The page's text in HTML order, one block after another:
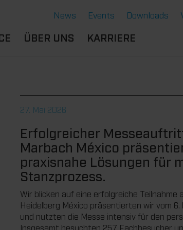
News Events Downloads
THERMOFORMEN
THERMOFORMEN
ÜBER UNS KARRIERE
STUDIUM
DU BIST
STUDENT:IN
BENEFITS
OFFENE JOBS
27. Mai 2026
Erfolgreicher
Marbach México
praxisnahe Lösungen für
Stanzprozess.
Wir blicken auf eine erfolgreiche Teilnahme
Heidelberg México präsentierten wir vom
und nutzten die Messe intensiv für den
Insgesamt besuchten 257 Fachbesucher